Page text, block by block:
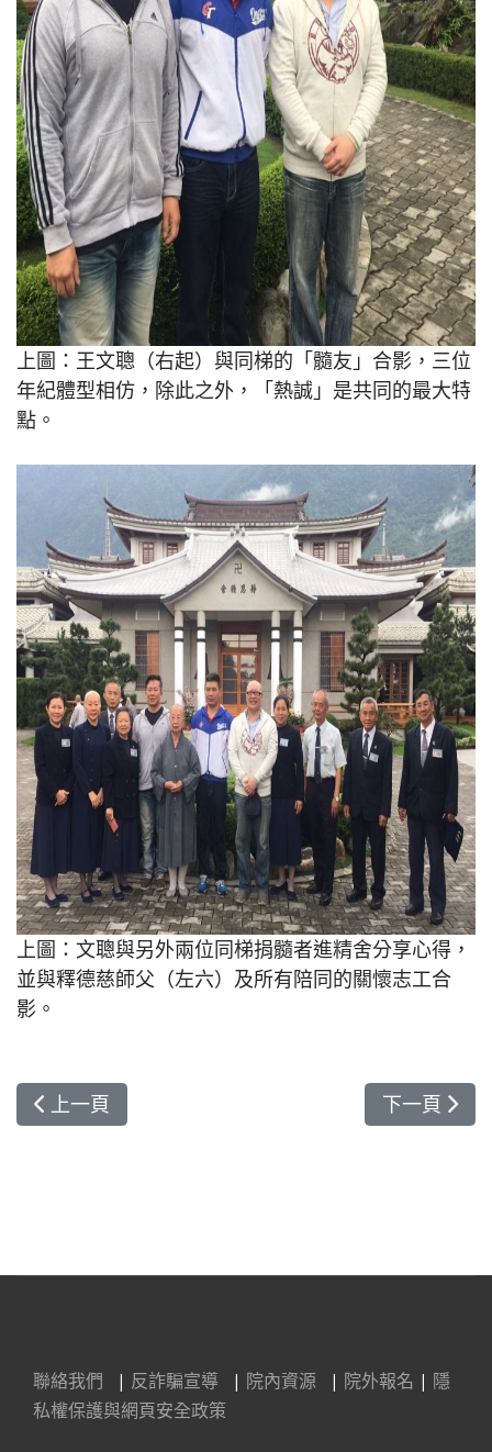
上圖：王文聰（右起）與同梯的「髓友」合影，三位
年紀體型相仿，除此之外，「熱誠」是共同的最大特
點。
上圖：文聰與另外兩位同梯捐髓者進精舍分享心得，
並與釋德慈師父（左六）及所有陪同的關懷志工合
影。
上一篇文章: 表外甥女大愛，馬國校長看見希望
上一頁 下一篇文章
下一頁
聯絡我們 | 反詐騙宣導 | 院內資源 | 院外報名 | 隱
私權保護與網頁安全政策